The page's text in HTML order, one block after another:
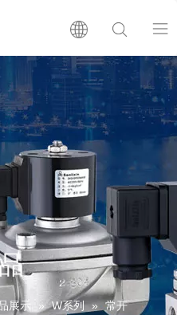
首页
关于我们
产品展示
产品目录
生产批号查询
展示 » W系列 » 常开